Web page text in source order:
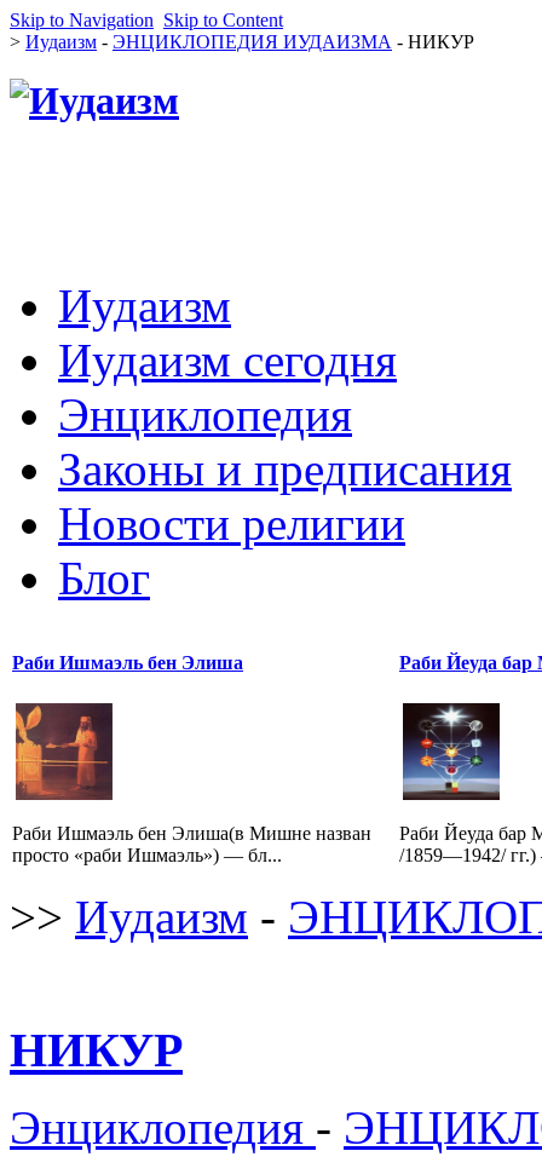
Skip to Navigation Skip to Content
> Иудаизм - ЭНЦИКЛОПЕДИЯ ИУДАИЗМА - НИКУР
Иудаизм
Иудаизм сегодня
Энциклопедия
Законы и предписания
Новости религии
Блог
Раби Ишмаэль бен Элиша
Раби Ишмаэль бен Элиша(в Мишне назван
просто «раби Ишмаэль») — бл...
Раби Йеуда
Раби Йеуда бар
/1859—1942/
>> Иудаизм -
НИКУР
Энциклопедия -